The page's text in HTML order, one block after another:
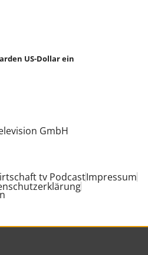
US-Dollar ein
GmbH
tv PodcastImpressum